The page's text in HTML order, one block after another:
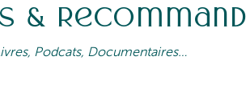
&
Podcats, Documentaires…